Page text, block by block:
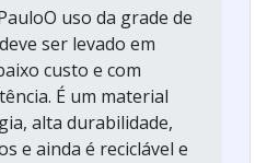
uso da grade de
ser levado em
custo e com
É um material
alta durabilidade,
e ainda é reciclável e